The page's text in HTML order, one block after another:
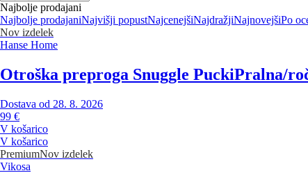
Najbolje prodajani
Najbolje prodajaniNajvišji popustNajcenejšiNajdražjiNajnovejšiPo
Nov izdelek
Hanse Home
Otroška preproga Snuggle PuckiPralna/
Dostava od 28. 8. 2026
99 €
V košarico
V košarico
PremiumNov izdelek
Vikosa